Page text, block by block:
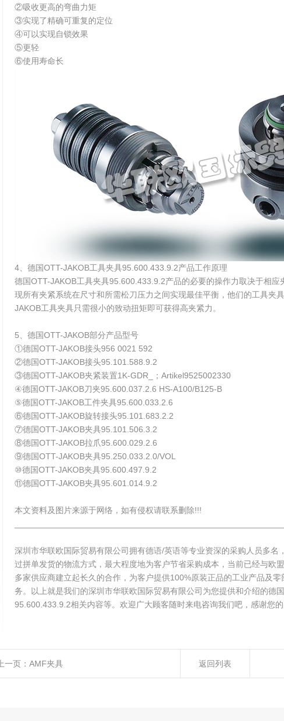
②吸收更高的弯曲力矩
③实现了精确可重复的定位
④可以实现自锁效果
⑤更轻
⑥使用寿命长
4、德国OTT-JAKOB工具夹具95.600.433.9.2产品工作原理
德国OTT-JAKOB工具夹具95.600.433.9.2产品的必要的操作力取决于相应
现所有夹紧系统在尺寸和所需松刀压力之间实现最佳平衡，他们的工具夹
JAKOB工具夹具只需很小的致动扭矩即可获得高夹紧力。
5、德国OTT-JAKOB部分产品型号
①德国OTT-JAKOB接头956 0021 592
②德国OTT-JAKOB接头95.101.588.9.2
③德国OTT-JAKOB夹紧装置1K-GDR_；Artikel9525002330
④德国OTT-JAKOB刀夹95.600.037.2.6 HS-A100/B125-B
⑤德国OTT-JAKOB工件夹具95.600.033.2.6
⑥德国OTT-JAKOB旋转接头95.101.683.2.2
⑦德国OTT-JAKOB夹具95.101.506.3.2
⑧德国OTT-JAKOB拉爪95.600.029.2.6
⑨德国OTT-JAKOB夹具95.250.033.2.0/VOL
⑩德国OTT-JAKOB夹具95.600.497.9.2
⑪德国OTT-JAKOB夹具95.601.014.9.2
本文资料及图片来源于网络，如有侵权请联系删除!!!
深圳市华联欧国际贸易有限公司拥有德语/英语等专业资深的采购人员多名
过拼单发货的物流方式，最大程度地为客户节省采购成本，当前已经与欧
多家供应商建立起长久的合作，为客户提供100%原装正品的工业产品及
务。以上就是我们的深圳市华联欧国际贸易有限公司为您提供和介绍的德国
95.600.433.9.2相关内容等。欢迎广大顾客随时来电咨询我们吧，感谢您的
上一页： AMF夹具 返回列表